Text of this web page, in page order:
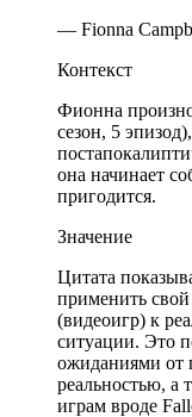
— Fionna
Контекст
Фионна
сезон, 5
она начинает
пригодится.
Значение
Цитата
применить
(видеоигр) к
ситуации. Это
ожиданиями от
реальностью, а
играм вроде